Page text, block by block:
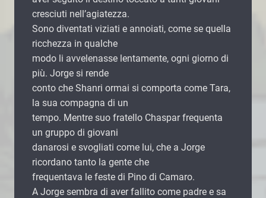
cresciuti nell’agiatezza.
Sono diventati viziati e annoiati, come se quella
ricchezza in qualche
modo li avvelenasse lentamente, ogni giorno di
più. Jorge si rende
conto che Shanri ormai si comporta come Tara,
la sua compagna di un
tempo. Mentre suo fratello Chaspar frequenta
un gruppo di giovani
danarosi e svogliati come lui, che a Jorge
ricordano tanto la gente che
frequentava le feste di Pino di Camaro.
A Jorge sembra di aver fallito come padre e sa